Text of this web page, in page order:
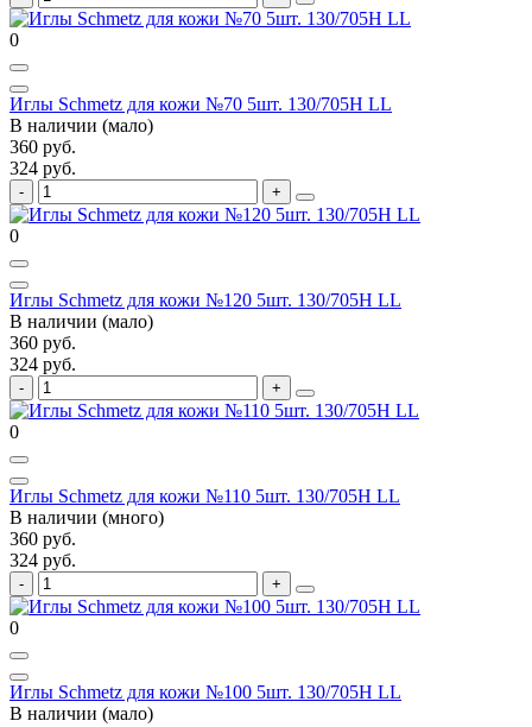
0
Иглы Schmetz для кожи №70 5шт. 130/705H LL
В наличии (мало)
360 руб.
324 руб.
0
Иглы Schmetz для кожи №120 5шт. 130/705H LL
В наличии (мало)
360 руб.
324 руб.
0
Иглы Schmetz для кожи №110 5шт. 130/705H LL
В наличии (много)
360 руб.
324 руб.
0
Иглы Schmetz для кожи №100 5шт. 130/705H LL
В наличии (мало)